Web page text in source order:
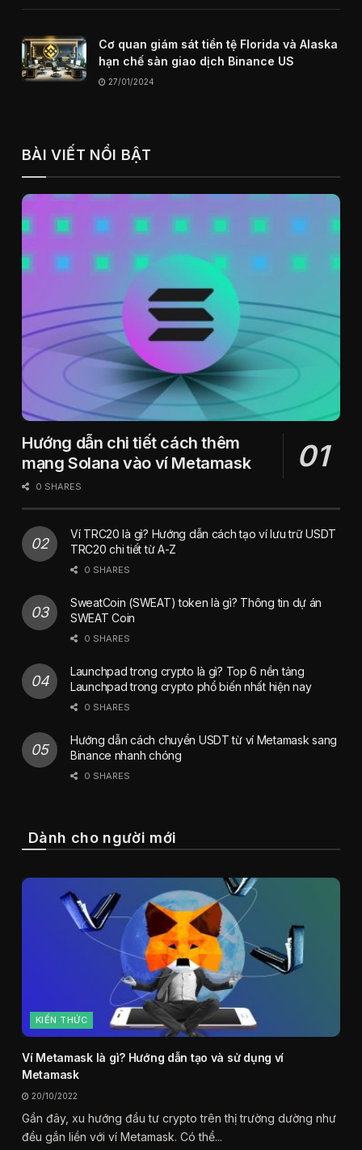
Cơ quan giám sát tiền tệ Florida và Alaska
hạn chế sàn giao dịch Binance US
27/01/2024
BÀI VIẾT NỔI BẬT
Hướng dẫn chi tiết cách thêm
mạng Solana vào ví Metamask
0 SHARES
Ví TRC20 là gì? Hướng dẫn cách tạo ví lưu trữ USDT
TRC20 chi tiết từ A-Z
0 SHARES
SweatCoin (SWEAT) token là gì? Thông tin dự án
SWEAT Coin
0 SHARES
Launchpad trong crypto là gì? Top 6 nền tảng
Launchpad trong crypto phổ biến nhất hiện nay
0 SHARES
Hướng dẫn cách chuyển USDT từ ví Metamask sang
Binance nhanh chóng
0 SHARES
Dành cho người mới
KIẾN THỨC
Ví Metamask là gì? Hướng dẫn tạo và sử dụng ví
Metamask
20/10/2022
Gần đây, xu hướng đầu tư crypto trên thị trường dường như
đều gắn liền với ví Metamask. Có thể...